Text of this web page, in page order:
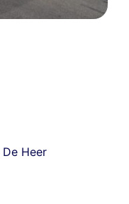
De Heer